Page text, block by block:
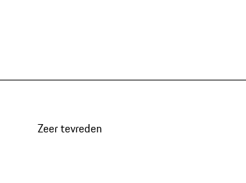
Zeer tevreden